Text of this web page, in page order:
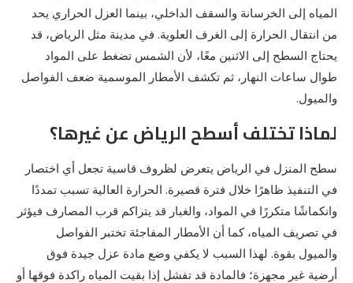
المياه إلى الخرسانة والسقف الداخلي، بينما العزل الحراري يحد
من انتقال الحرارة إلى الغرف العلوية. في مدينة مثل الرياض، قد
يحتاج السطح إلى الاثنين معًا، لأن الشمس تضغط على المواد
طوال ساعات النهار، ثم تكشف الأمطار الموسمية ضعف الفواصل
والميول.
لماذا تختلف أسطح الرياض عن غيرها؟
سطح المنزل في الرياض يتعرض لظروف قاسية تجعل أي اختصار
في التنفيذ ظاهرًا خلال فترة قصيرة. الحرارة العالية تسبب تمددًا
وانكماشًا متكررًا في المواد، والغبار قد يتراكم قرب المصارف فيؤثر
في تصريف المياه، كما أن الأمطار المفاجئة تختبر الفواصل
والميول بقوة. لهذا السبب لا يكفي وضع مادة عزل جيدة فوق
أرضية غير مجهزة؛ فالمادة قد تفشل إذا بقيت المياه راكدة فوقها أو